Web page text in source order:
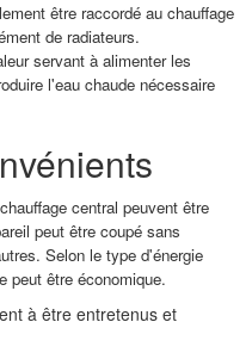
être raccordé au chauffage
de radiateurs.
servant à alimenter les
l'eau chaude nécessaire
central peuvent être
peut être coupé sans
Selon le type d'énergie
peut être économique.
à être entretenus et